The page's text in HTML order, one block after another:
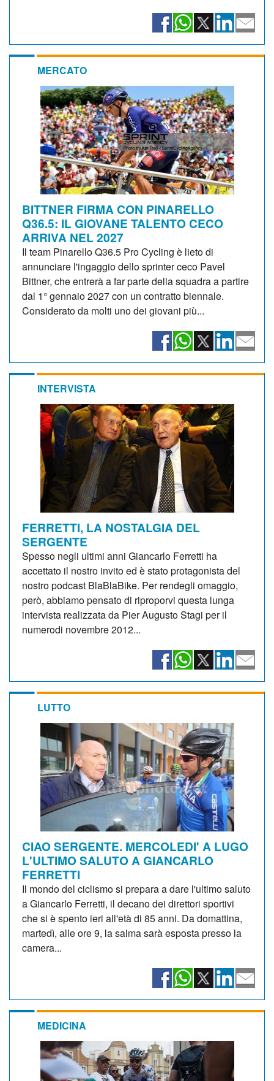
MERCATO
BITTNER FIRMA CON PINARELLO
Q36.5: IL GIOVANE TALENTO CECO
ARRIVA NEL 2027
Il team Pinarello Q36.5 Pro Cycling è lieto di
annunciare l'ingaggio dello sprinter ceco Pavel
Bittner, che entrerà a far parte della squadra a partire
dal 1° gennaio 2027 con un contratto biennale.
Considerato da molti uno dei giovani più...
INTERVISTA
FERRETTI, LA NOSTALGIA DEL
SERGENTE
Spesso negli ultimi anni Giancarlo Ferretti ha
accettato il nostro invito ed è stato protagonista del
nostro podcast BlaBlaBike. Per rendegli omaggio,
però, abbiamo pensato di riproporvi questa lunga
intervista realizzata da Pier Augusto Stagi per il
numerodi novembre 2012...
LUTTO
CIAO SERGENTE. MERCOLEDI' A LUGO
L'ULTIMO SALUTO A GIANCARLO
FERRETTI
Il mondo del ciclismo si prepara a dare l'ultimo saluto
a Giancarlo Ferretti, il decano dei direttori sportivi
che si è spento ieri all'età di 85 anni. Da domattina,
martedì, alle ore 9, la salma sarà esposta presso la
camera...
MEDICINA